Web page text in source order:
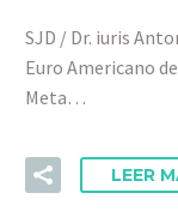
SJD / Dr. iuris
Euro Americano
Meta…
LEER